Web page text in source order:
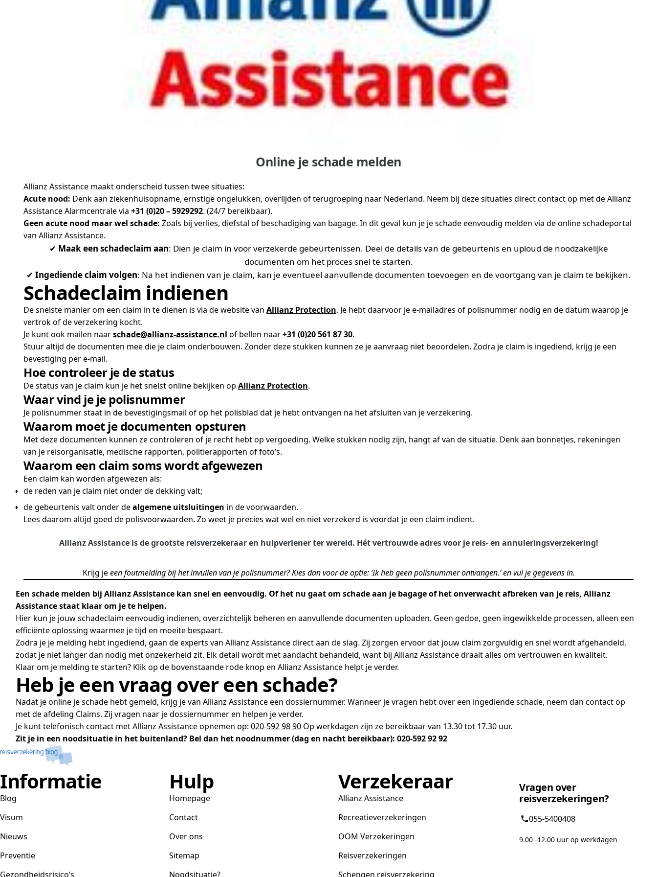
Online je schade melden
Allianz Assistance maakt onderscheid tussen twee situaties:
Acute nood: Denk aan ziekenhuisopname, ernstige ongelukken, overlijden of terugroeping naar Nederland. Neem bij deze situaties direct contact op met de Allianz
Assistance Alarmcentrale via +31 (0)20 – 5929292. (24/7 bereikbaar).
Geen acute nood maar wel schade: Zoals bij verlies, diefstal of beschadiging van bagage. In dit geval kun je je schade eenvoudig melden via de online schadeportal
van Allianz Assistance.
✔ Maak een schadeclaim aan: Dien je claim in voor verzekerde gebeurtenissen. Deel de details van de gebeurtenis en uploud de noodzakelijke
documenten om het proces snel te starten.
✔ Ingediende claim volgen: Na het indienen van je claim, kan je eventueel aanvullende documenten toevoegen en de voortgang van je claim te bekijken.
Schadeclaim indienen
De snelste manier om een claim in te dienen is via de website van Allianz Protection. Je hebt daarvoor je e-mailadres of polisnummer nodig en de datum waarop je
vertrok of de verzekering kocht.
Je kunt ook mailen naarschade@allianz-assistance.nl of bellen naar+31 (0)20 561 87 30.
Stuur altijd de documenten mee die je claim onderbouwen. Zonder deze stukken kunnen ze je aanvraag niet beoordelen. Zodra je claim is ingediend, krijg je een
bevestiging per e-mail.
Hoe controleer je de status
De status van je claim kun je het snelst online bekijken op Allianz Protection.
Waar vind je je polisnummer
Je polisnummer staat in de bevestigingsmail of op het polisblad dat je hebt ontvangen na het afsluiten van je verzekering.
Waarom moet je documenten opsturen
Met deze documenten kunnen ze controleren of je recht hebt op vergoeding. Welke stukken nodig zijn, hangt af van de situatie. Denk aan bonnetjes, rekeningen
van je reisorganisatie, medische rapporten, politierapporten of foto’s.
Waarom een claim soms wordt afgewezen
Een claim kan worden afgewezen als:
de reden van je claim niet onder de dekking valt;
de gebeurtenis valt onder dealgemene uitsluitingen in de voorwaarden.
Lees daarom altijd goed de polisvoorwaarden. Zo weet je precies wat wel en niet verzekerd is voordat je een claim indient.
Allianz Assistance is de grootste reisverzekeraar en hulpverlener ter wereld. Hét vertrouwde adres voor je reis- en annuleringsverzekering!
Krijg jeeen foutmelding bij het invullen van je polisnummer? Kies dan voor de optie: ‘Ik heb geen polisnummer ontvangen.’ en vul je gegevens in.
Een schade melden bij Allianz Assistance kan snel en eenvoudig. Of het nu gaat om schade aan je bagage of het onverwacht afbreken van je reis, Allianz
Assistance staat klaar om je te helpen.
Hier kun je jouw schadeclaim eenvoudig indienen, overzichtelijk beheren en aanvullende documenten uploaden. Geen gedoe, geen ingewikkelde processen, alleen een
efficiënte oplossing waarmee je tijd en moeite bespaart.
Zodra je je melding hebt ingediend, gaan de experts van Allianz Assistance direct aan de slag. Zij zorgen ervoor dat jouw claim zorgvuldig en snel wordt afgehandeld,
zodat je niet langer dan nodig met onzekerheid zit. Elk detail wordt met aandacht behandeld, want bij Allianz Assistance draait alles om vertrouwen en kwaliteit.
Klaar om je melding te starten? Klik op de bovenstaande rode knop en Allianz Assistance helpt je verder.
Heb je een vraag over een schade?
Nadat je online je schade hebt gemeld, krijg je van Allianz Assistance een dossiernummer. Wanneer je vragen hebt over een ingediende schade, neem dan contact op
met de afdeling Claims. Zij vragen naar je dossiernummer en helpen je verder.
Je kunt telefonisch contact met Allianz Assistance opnemen op: 020-592 98 90 Op werkdagen zijn ze bereikbaar van 13.30 tot 17.30 uur.
Zit je in een noodsituatie in het buitenland? Bel dan het noodnummer (dag en nacht bereikbaar): 020-592 92 92
Informatie
Blog
Visum
Nieuws
Preventie
Gezondheidsrisico’s
Hulp
Homepage
Contact
Over ons
Sitemap
Noodsituatie?
Verzekeraar
Allianz Assistance
Recreatieverzekeringen
OOM Verzekeringen
Reisverzekeringen
Schengen reisverzekering
Vragen over
reisverzekeringen?
055-5400408
9.00 -12.00 uur op werkdagen